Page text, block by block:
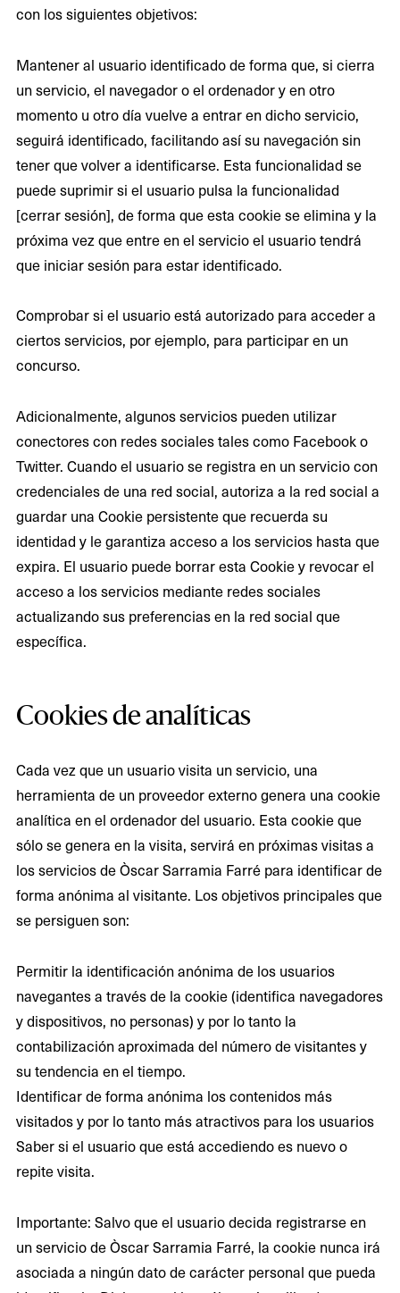
con los siguientes objetivos:
Mantener al usuario identificado de forma que, si cierra
un servicio, el navegador o el ordenador y en otro
momento u otro día vuelve a entrar en dicho servicio,
seguirá identificado, facilitando así su navegación sin
tener que volver a identificarse. Esta funcionalidad se
puede suprimir si el usuario pulsa la funcionalidad
[cerrar sesión], de forma que esta cookie se elimina y la
próxima vez que entre en el servicio el usuario tendrá
que iniciar sesión para estar identificado.
Comprobar si el usuario está autorizado para acceder a
ciertos servicios, por ejemplo, para participar en un
concurso.
Adicionalmente, algunos servicios pueden utilizar
conectores con redes sociales tales como Facebook o
Twitter. Cuando el usuario se registra en un servicio con
credenciales de una red social, autoriza a la red social a
guardar una Cookie persistente que recuerda su
identidad y le garantiza acceso a los servicios hasta que
expira. El usuario puede borrar esta Cookie y revocar el
acceso a los servicios mediante redes sociales
actualizando sus preferencias en la red social que
específica.
Cookies de analíticas
Cada vez que un usuario visita un servicio, una
herramienta de un proveedor externo genera una cookie
analítica en el ordenador del usuario. Esta cookie que
sólo se genera en la visita, servirá en próximas visitas a
los servicios de Òscar Sarramia Farré para identificar de
forma anónima al visitante. Los objetivos principales que
se persiguen son:
Permitir la identificación anónima de los usuarios
navegantes a través de la cookie (identifica navegadores
y dispositivos, no personas) y por lo tanto la
contabilización aproximada del número de visitantes y
su tendencia en el tiempo.
Identificar de forma anónima los contenidos más
visitados y por lo tanto más atractivos para los usuarios
Saber si el usuario que está accediendo es nuevo o
repite visita.
Importante: Salvo que el usuario decida registrarse en
un servicio de Òscar Sarramia Farré, la cookie nunca irá
asociada a ningún dato de carácter personal que pueda